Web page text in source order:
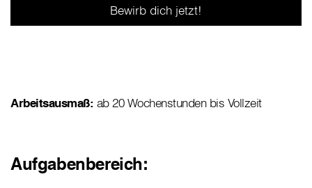
Bewirb dich jetzt!
Arbeitsausmaß: ab 20 Wochenstunden bis Vollzeit
Aufgabenbereich: